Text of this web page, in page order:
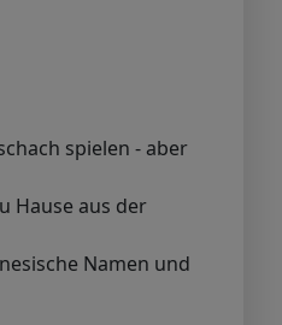
spielen - aber
Hause aus der
Namen und